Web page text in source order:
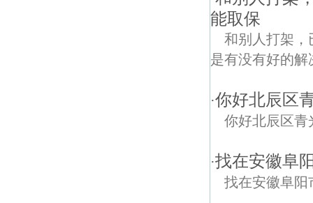
能取保
和别人打架，
是有没有好的解
·你好北辰区
你好北辰区青
·找在安徽阜
找在安徽阜阳